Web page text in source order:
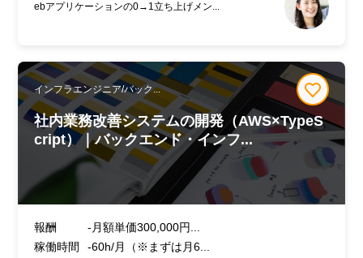
ebアプリケーションの0→1立ち上げメン...
インフラエンジニア/バック...
社内業務改善システムの開発（AWS×TypeS
cript）｜バックエンド・インフ...
報酬
-月額単価300,000円...
稼働時間
-60h/月（※まずは月6...